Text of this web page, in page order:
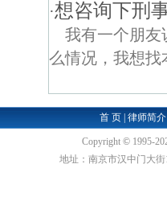
·想咨询下刑
我有一个朋友
么情况，我想找
首 页 |律师简介
Copyright © 1995-
地址：南京市汉中门大街